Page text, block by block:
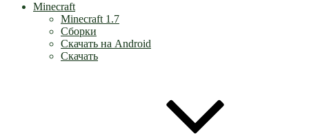
Minecraft
Minecraft 1.7
Сборки
Скачать на Android
Скачать